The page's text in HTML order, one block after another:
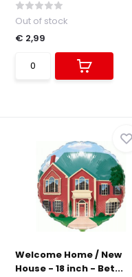
Out of stock
€ 2,99
Welcome Home / New
House - 18 inch - Bet...